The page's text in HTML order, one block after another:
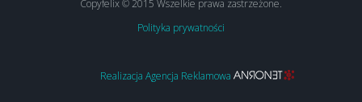
Copyfelix © 2015 Wszelkie prawa zastrzeżone.
Polityka prywatności
Realizacja Agencja Reklamowa